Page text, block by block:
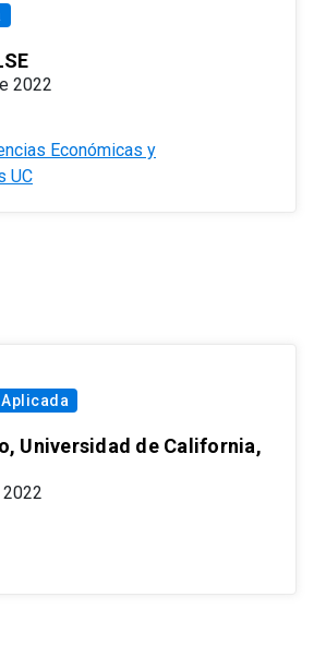
2022
Económicas y
UC
Universidad de California,